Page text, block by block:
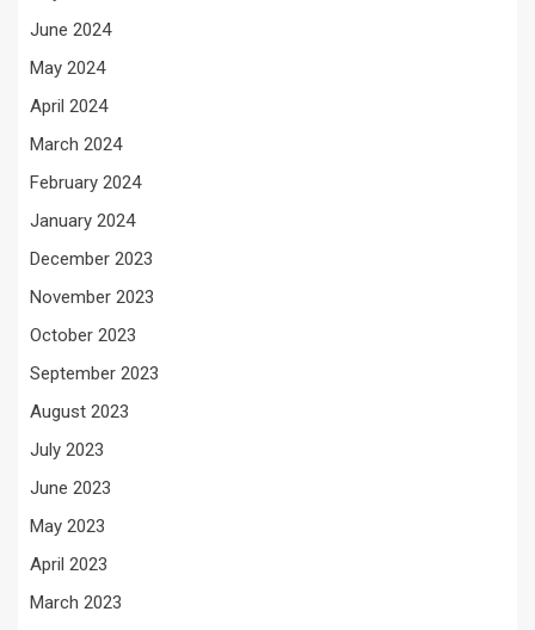
June 2024
May 2024
April 2024
March 2024
February 2024
January 2024
December 2023
November 2023
October 2023
September 2023
August 2023
July 2023
June 2023
May 2023
April 2023
March 2023